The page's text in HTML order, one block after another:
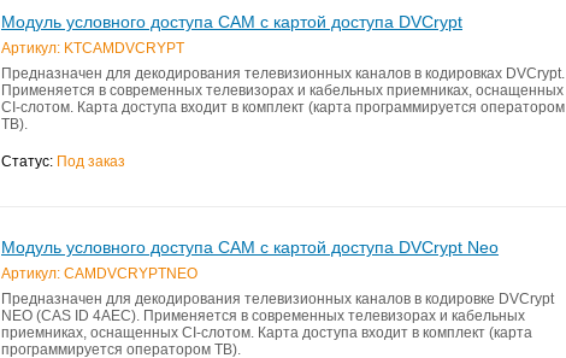
Модуль условного доступа CAM с картой доступа DVCrypt
Артикул: KTCAMDVCRYPT
Предназначен для декодирования телевизионных каналов в кодировках DVCrypt.
Применяется в современных телевизорах и кабельных приемниках, оснащенных
CI-слотом. Карта доступа входит в комплект (карта программируется оператором
ТВ).
Статус: Под заказ
Модуль условного доступа CAM с картой доступа DVCrypt Neo
Артикул: CAMDVCRYPTNEO
Предназначен для декодирования телевизионных каналов в кодировке DVCrypt
NEO (CAS ID 4AEC). Применяется в современных телевизорах и кабельных
приемниках, оснащенных CI-слотом. Карта доступа входит в комплект (карта
программируется оператором ТВ).